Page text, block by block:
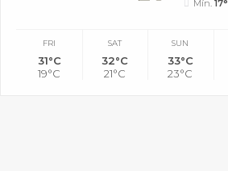
Mín.17°
FRI
31°C
19°C
SAT
32°C
21°C
SUN
33°C
23°C